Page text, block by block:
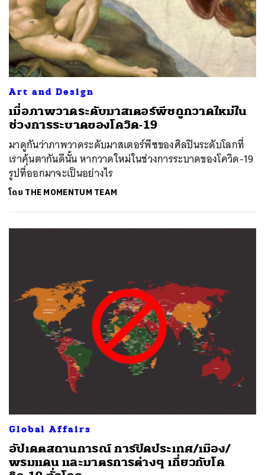
Art and Design
เมื่อภาพวาดระดับมาสเตอร์พีซถูกวาดใหม่ใน
ช่วงการระบาดของโควิด-19
มาดูกันว่าภาพวาดระดับมาสเตอร์พีซของศิลปินระดับโลกที่
เราคุ้นตากันดีนั้น หากวาดใหม่ในช่วงการระบาดของโควิด-19
รูปที่ออกมาจะเป็นอย่างไร
โดย THE MOMENTUM TEAM
Global Affairs
อัปเดตสถานการณ์ การปิดประเทศ/เมือง/
พรมแดน และมาตรการต่างๆ เกี่ยวกับโค